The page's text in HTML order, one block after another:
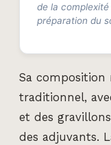
de la complexité
préparation du
Sa composition
traditionnel,
et des
des adjuvants.